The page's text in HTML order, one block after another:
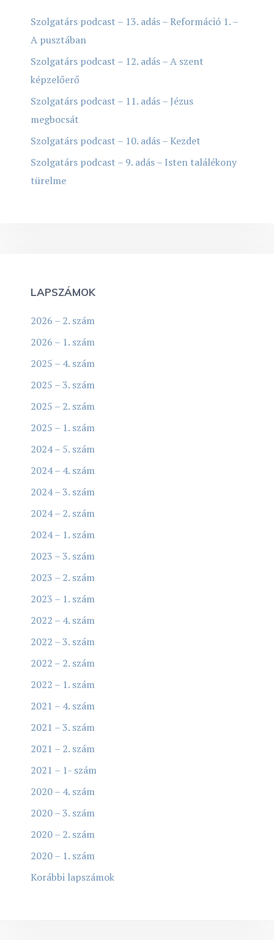
Szolgatárs podcast – 13. adás – Reformáció 1. –
A pusztában
Szolgatárs podcast – 12. adás – A szent
képzelőerő
Szolgatárs podcast – 11. adás – Jézus
megbocsát
Szolgatárs podcast – 10. adás – Kezdet
Szolgatárs podcast – 9. adás – Isten találékony
türelme
LAPSZÁMOK
2026 – 2. szám
2026 – 1. szám
2025 – 4. szám
2025 – 3. szám
2025 – 2. szám
2025 – 1. szám
2024 – 5. szám
2024 – 4. szám
2024 – 3. szám
2024 – 2. szám
2024 – 1. szám
2023 – 3. szám
2023 – 2. szám
2023 – 1. szám
2022 – 4. szám
2022 – 3. szám
2022 – 2. szám
2022 – 1. szám
2021 – 4. szám
2021 – 3. szám
2021 – 2. szám
2021 – 1- szám
2020 – 4. szám
2020 – 3. szám
2020 – 2. szám
2020 – 1. szám
Korábbi lapszámok